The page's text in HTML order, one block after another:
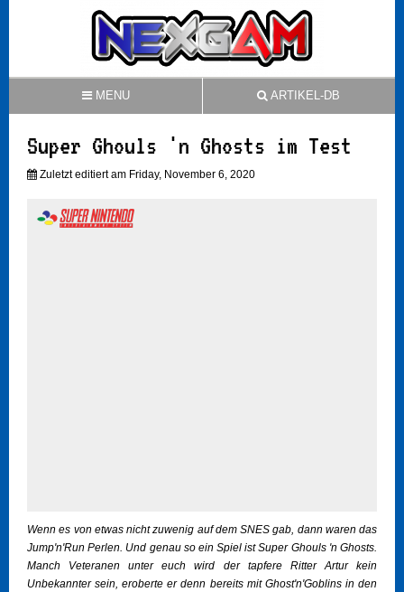
MENU ARTIKEL-DB
Super Ghouls 'n Ghosts im Test
Zuletzt editiert am Friday, November 6, 2020
Wenn es von etwas nicht zuwenig auf dem SNES gab, dann waren das
Jump'n'Run Perlen. Und genau so ein Spiel ist Super Ghouls 'n Ghosts.
Manch Veteranen unter euch wird der tapfere Ritter Artur kein
Unbekannter sein, eroberte er denn bereits mit Ghost'n'Goblins in den